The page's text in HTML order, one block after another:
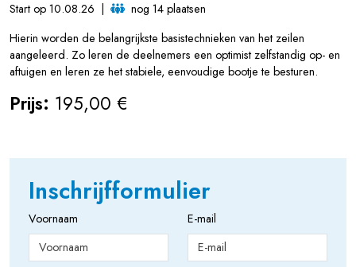
Start op 10.08.26
nog 14 plaatsen
Hierin worden de belangrijkste basistechnieken van het zeilen
aangeleerd. Zo leren de deelnemers een optimist zelfstandig op- en
aftuigen en leren ze het stabiele, eenvoudige bootje te besturen.
Prijs: 195,00 €
Inschrijfformulier
Voornaam E-mail